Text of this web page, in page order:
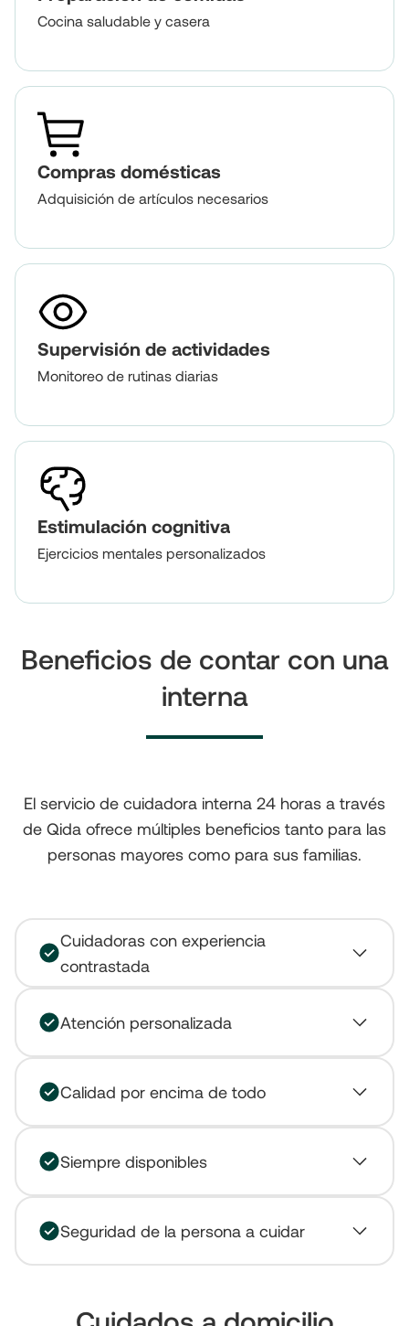
Cocina saludable y casera
Compras domésticas
Adquisición de artículos necesarios
Supervisión de actividades
Monitoreo de rutinas diarias
Estimulación cognitiva
Ejercicios mentales personalizados
Beneficios de contar con una
interna
El servicio de cuidadora interna 24 horas a través
de Qida ofrece múltiples beneficios tanto para las
personas mayores como para sus familias.
Cuidadoras con experiencia
contrastada
Atención personalizada
Calidad por encima de todo
Siempre disponibles
Seguridad de la persona a cuidar